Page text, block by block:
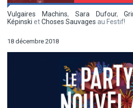
Vulgaires Machins, Sara Dufour,
Képinski etChoses Sauvages au Festif!
18 décembre 2018